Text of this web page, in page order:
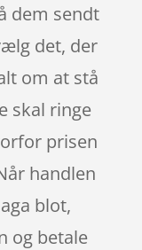
dem sendt
det, der
om at stå
skal ringe
prisen
handlen
blot,
og betale